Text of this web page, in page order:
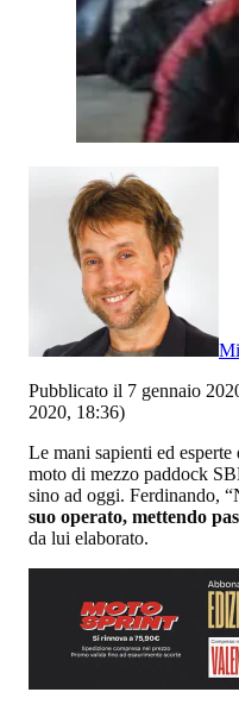
Pubblicato il 7 gennaio
2020, 18:36)
Le mani sapienti ed esperte
moto di mezzo paddock
sino ad oggi. Ferdinando,
suo operato, mettendo
da lui elaborato.